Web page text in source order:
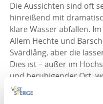
Die Aussichten sind oft
hinreißend mit
klare Wasser abfallen.
Allem Hechte und
Svärdlång, aber die
Dies ist – außer im
und beruhigender Ort,
hinterlegen kann, ohne